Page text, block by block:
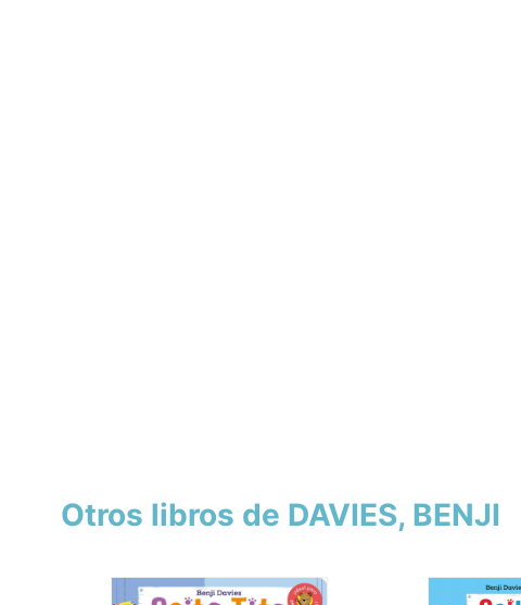
Otros libros de DAVIES, BENJI